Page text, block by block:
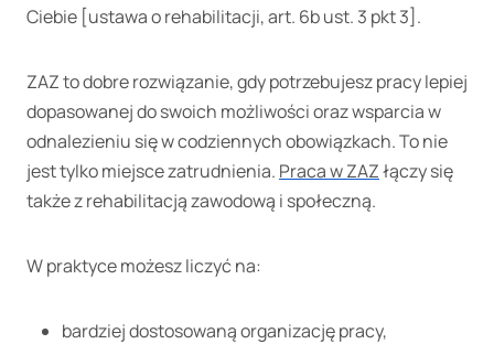
Ciebie [ustawa o rehabilitacji, art. 6b ust. 3 pkt 3].
ZAZ to dobre rozwiązanie, gdy potrzebujesz pracy lepiej
dopasowanej do swoich możliwości oraz wsparcia w
odnalezieniu się w codziennych obowiązkach. To nie
jest tylko miejsce zatrudnienia. Praca w ZAZłączy się
także z rehabilitacją zawodową i społeczną.
W praktyce możesz liczyć na:
bardziej dostosowaną organizację pracy,